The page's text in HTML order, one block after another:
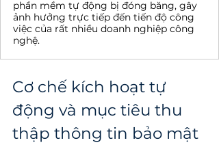
phần mềm tự động bị đóng băng, gây
ảnh hưởng trực tiếp đến tiến độ công
việc của rất nhiều doanh nghiệp công
nghệ.
Cơ chế kích hoạt tự
động và mục tiêu thu
thập thông tin bảo mật